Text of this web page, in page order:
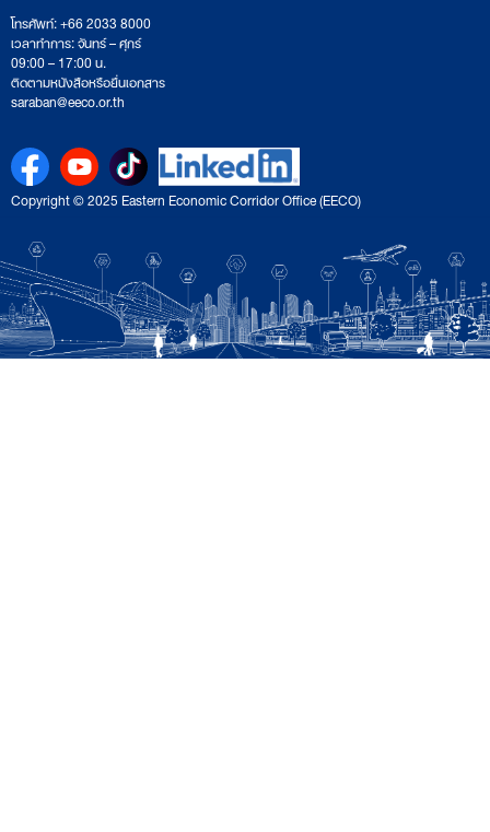
โทรศัพท์: +66 2033 8000
เวลาทำการ: จันทร์ – ศุกร์
09:00 – 17:00 น.
ติดตามหนังสือหรือยื่นเอกสาร
saraban@eeco.or.th
Copyright © 2025 Eastern Economic Corridor Office (EECO)